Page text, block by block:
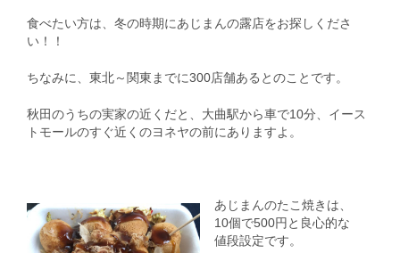
食べたい方は、冬の時期にあじまんの露店をお探しくださ
い！！
ちなみに、東北～関東までに300店舗あるとのことです。
秋田のうちの実家の近くだと、大曲駅から車で10分、イース
トモールのすぐ近くのヨネヤの前にありますよ。
あじまんのたこ焼きは、
10個で500円と良心的な
値段設定です。